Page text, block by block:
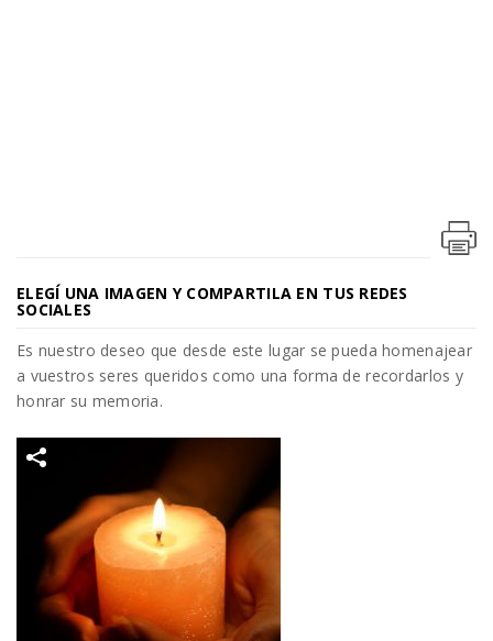
ELEGÍ UNA IMAGEN Y COMPARTILA EN TUS REDES
SOCIALES
Es nuestro deseo que desde este lugar se pueda homenajear
a vuestros seres queridos como una forma de recordarlos y
honrar su memoria.